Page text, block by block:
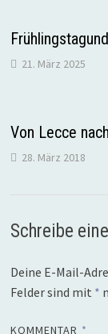
21. März 2025
Von Lecce
28. März 2018
Schreibe
Deine E-Mail-
Felder sind mit *
KOMMENTAR *